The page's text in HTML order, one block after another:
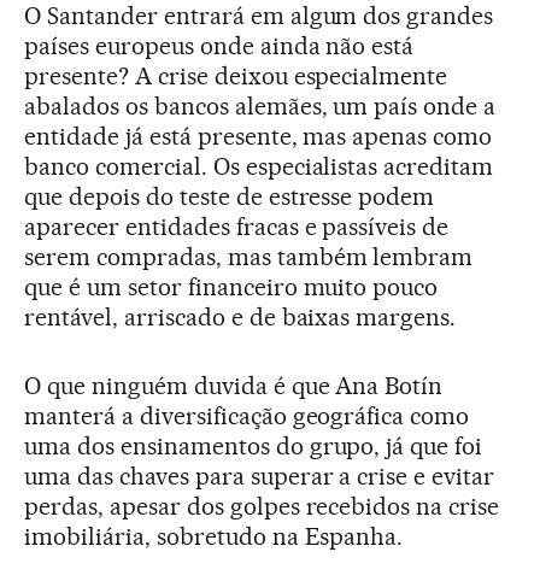
O Santander entrará em algum dos grandes
países europeus onde ainda não está
presente? A crise deixou especialmente
abalados os bancos alemães, um país onde a
entidade já está presente, mas apenas como
banco comercial. Os especialistas acreditam
que depois do teste de estresse podem
aparecer entidades fracas e passíveis de
serem compradas, mas também lembram
que é um setor financeiro muito pouco
rentável, arriscado e de baixas margens.
O que ninguém duvida é que Ana Botín
manterá a diversificação geográfica como
uma dos ensinamentos do grupo, já que foi
uma das chaves para superar a crise e evitar
perdas, apesar dos golpes recebidos na crise
imobiliária, sobretudo na Espanha.